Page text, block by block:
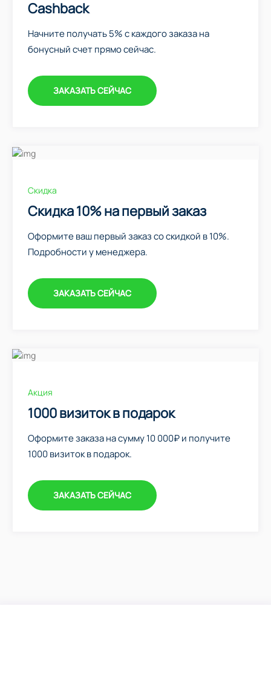
Cashback
Начните получать 5% с каждого заказа на
бонусный счет прямо сейчас.
ЗАКАЗАТЬ СЕЙЧАС
Скидка
Скидка 10% на первый заказ
Оформите ваш первый заказ со скидкой в 10%.
Подробности у менеджера.
ЗАКАЗАТЬ СЕЙЧАС
Акция
1000 визиток в подарок
Оформите заказа на сумму 10 000₽ и получите
1000 визиток в подарок.
ЗАКАЗАТЬ СЕЙЧАС